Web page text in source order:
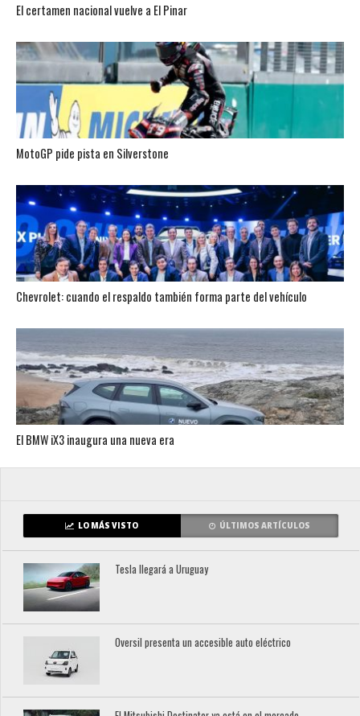
El certamen nacional vuelve a El Pinar
MotoGP pide pista en Silverstone
Chevrolet: cuando el respaldo también forma parte del vehículo
El BMW iX3 inaugura una nueva era
LO MÁS VISTO ÚLTIMOS ARTÍCULOS
Tesla llegará a Uruguay
Oversil presenta un accesible auto eléctrico